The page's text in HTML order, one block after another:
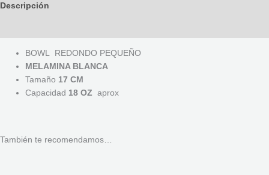
Descripción
BOWL REDONDO PEQUEÑO
MELAMINA BLANCA
Tamaño 17 CM
Capacidad 18 OZ aprox
También te recomendamos…